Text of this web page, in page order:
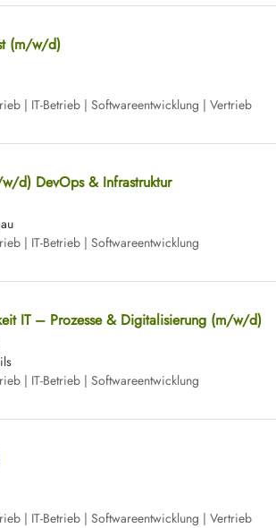
(m/w/d)
| IT-Betrieb | Softwareentwicklung | Vertrieb
d) DevOps & Infrastruktur
| IT-Betrieb | Softwareentwicklung
IT – Prozesse & Digitalisierung (m/w/d)
| IT-Betrieb | Softwareentwicklung
| IT-Betrieb | Softwareentwicklung | Vertrieb